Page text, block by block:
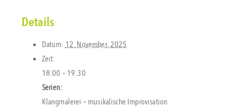
Details
Datum: 12. November, 2025
Zeit:
18:00 – 19:30
Serien:
Klangmalerei – musikalische Improvisation